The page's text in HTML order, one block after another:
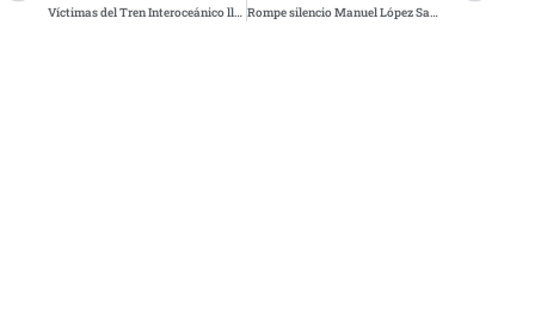
Víctimas del Tren Interoceánico llevan caso a la FGR Rompe silencio Manuel López San Martín y confirma salida de MVS